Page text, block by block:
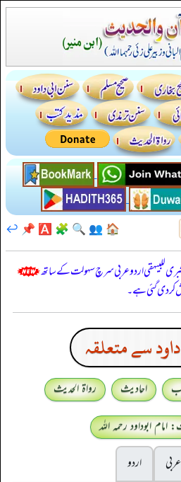
🏠
👥
🔍
🧩
🅰️
📌
↩️
للبيهقي اردو عربی سرچ سہولت کے ساتھ
کر دی گئی ہے۔
سے متعلقہ
احادیث
رواۃ الحدیث
ابوداود رحمہ اللہ
عربی
اردو